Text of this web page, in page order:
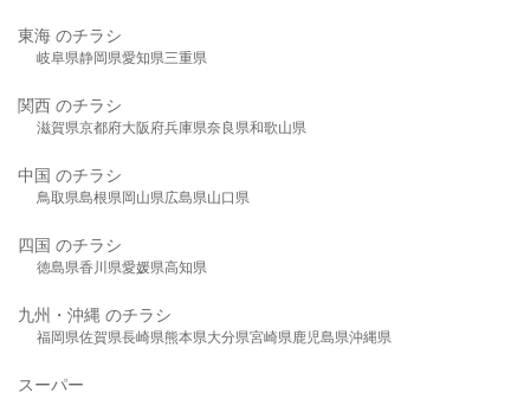
東海 のチラシ
岐阜県静岡県愛知県三重県
関西 のチラシ
滋賀県京都府大阪府兵庫県奈良県和歌山県
中国 のチラシ
鳥取県島根県岡山県広島県山口県
四国 のチラシ
徳島県香川県愛媛県高知県
九州・沖縄 のチラシ
福岡県佐賀県長崎県熊本県大分県宮崎県鹿児島県沖縄県
スーパー